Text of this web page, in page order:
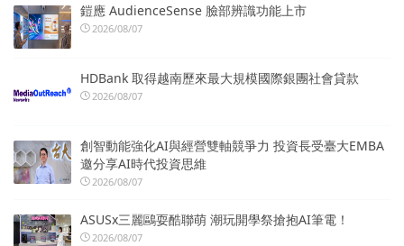
鎧應 AudienceSense 臉部辨識功能上市
2026/08/07
HDBank 取得越南歷來最大規模國際銀團社會貸款
2026/08/07
創智動能強化AI與經營雙軸競爭力 投資長受臺大EMBA
邀分享AI時代投資思維
2026/08/07
ASUSx三麗鷗耍酷聯萌 潮玩開學祭搶抱AI筆電！
2026/08/07